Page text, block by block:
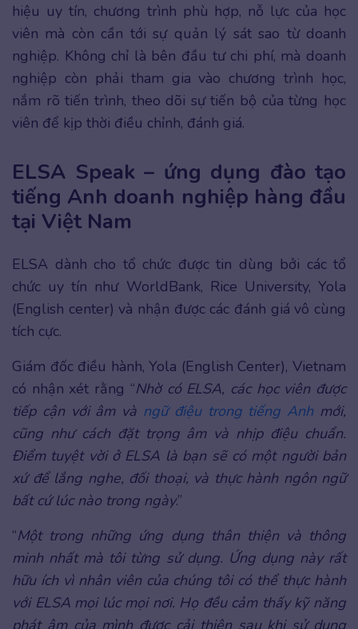
hiệu uy tín, chương trình phù hợp, nỗ lực của học
viên mà còn cần tới sự quản lý sát sao từ doanh
nghiệp. Không chỉ là bên đầu tư chi phí, mà doanh
nghiệp còn phải tham gia vào chương trình học,
nắm rõ tiến trình, theo dõi sự tiến bộ của từng học
viên để kịp thời điều chỉnh, đánh giá.
ELSA Speak – ứng dụng đào tạo
tiếng Anh doanh nghiệp hàng đầu
tại Việt Nam
ELSA dành cho tổ chức được tin dùng bởi các tổ
chức uy tín như WorldBank, Rice University, Yola
(English center) và nhận được các đánh giá vô cùng
tích cực.
Giám đốc điều hành, Yola (English Center), Vietnam
có nhận xét rằng “Nhờ có ELSA, các học viên được
tiếp cận với âm và ngữ điệu trong tiếng Anhmới,
cũng như cách đặt trọng âm và nhịp điệu chuẩn.
Điểm tuyệt vời ở ELSA là bạn sẽ có một người bản
xứ để lắng nghe, đối thoại, và thực hành ngôn ngữ
bất cứ lúc nào trong ngày.”
“Một trong những ứng dụng thân thiện và thông
minh nhất mà tôi từng sử dụng. Ứng dụng này rất
hữu ích vì nhân viên của chúng tôi có thể thực hành
với ELSA mọi lúc mọi nơi. Họ đều cảm thấy kỹ năng
phát âm của mình được cải thiện sau khi sử dụng